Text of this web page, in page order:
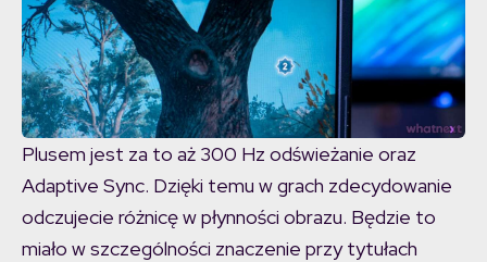
Plusem jest za to aż 300 Hz odświeżanie oraz
Adaptive Sync. Dzięki temu w grach zdecydowanie
odczujecie różnicę w płynności obrazu. Będzie to
miało w szczególności znaczenie przy tytułach